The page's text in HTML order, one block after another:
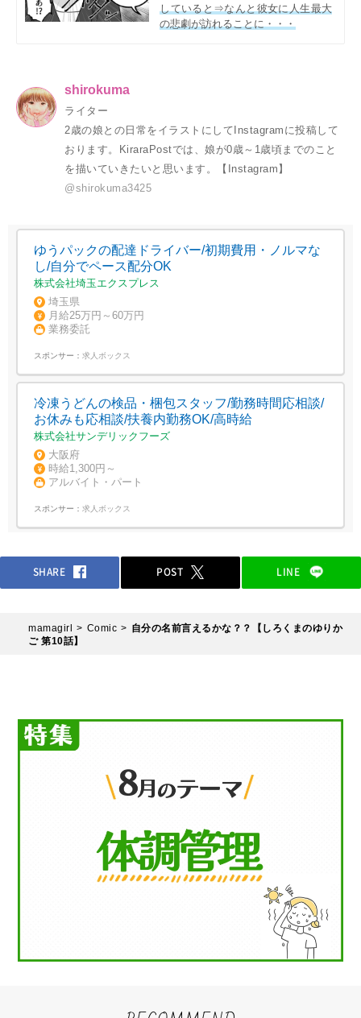
していると⇒なんと彼女に人生最大
の悲劇が訪れることに・・・
shirokuma
ライター
2歳の娘との日常をイラストにしてInstagramに投稿して
おります。KiraraPostでは、娘が0歳～1歳頃までのこと
を描いていきたいと思います。【Instagram】
@shirokuma3425
ゆうパックの配達ドライバー/初期費用・ノルマな
し/自分でペース配分OK
株式会社埼玉エクスプレス
埼玉県
月給25万円～60万円
業務委託
スポンサー： 求人ボックス
冷凍うどんの検品・梱包スタッフ/勤務時間応相談/
お休みも応相談/扶養内勤務OK/高時給
株式会社サンデリックフーズ
大阪府
時給1,300円～
アルバイト・パート
スポンサー： 求人ボックス
SHARE POST LINE
mamagirl Comic
自分の名前言えるかな？？【しろくまのゆりか
ご 第10話】